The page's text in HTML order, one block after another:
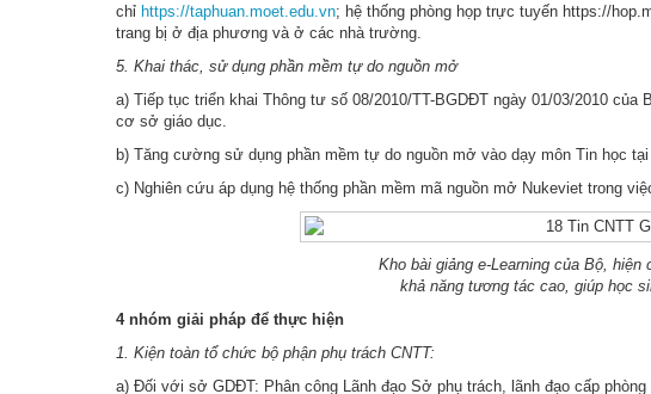
chỉ https://taphuan.moet.edu.vn; hệ thống phòng họp trực tuyến https://
trang bị ở địa phương và ở các nhà trường.
5. Khai thác, sử dụng phần mềm tự do nguồn mở
a) Tiếp tục triển khai Thông tư số 08/2010/TT-BGDĐT ngày 01/03/2010
cơ sở giáo dục.
b) Tăng cường sử dụng phần mềm tự do nguồn mở vào dạy môn Tin học
c) Nghiên cứu áp dụng hệ thống phần mềm mã nguồn mở Nukeviet trong
Kho bài giảng e-Learning của Bộ, hiện
khả năng tương tác cao, giúp học
4 nhóm giải pháp để thực hiện
1. Kiện toàn tổ chức bộ phận phụ trách CNTT:
a) Đối với sở GDĐT: Phân công Lãnh đạo Sở phụ trách, lãnh đạo cấp